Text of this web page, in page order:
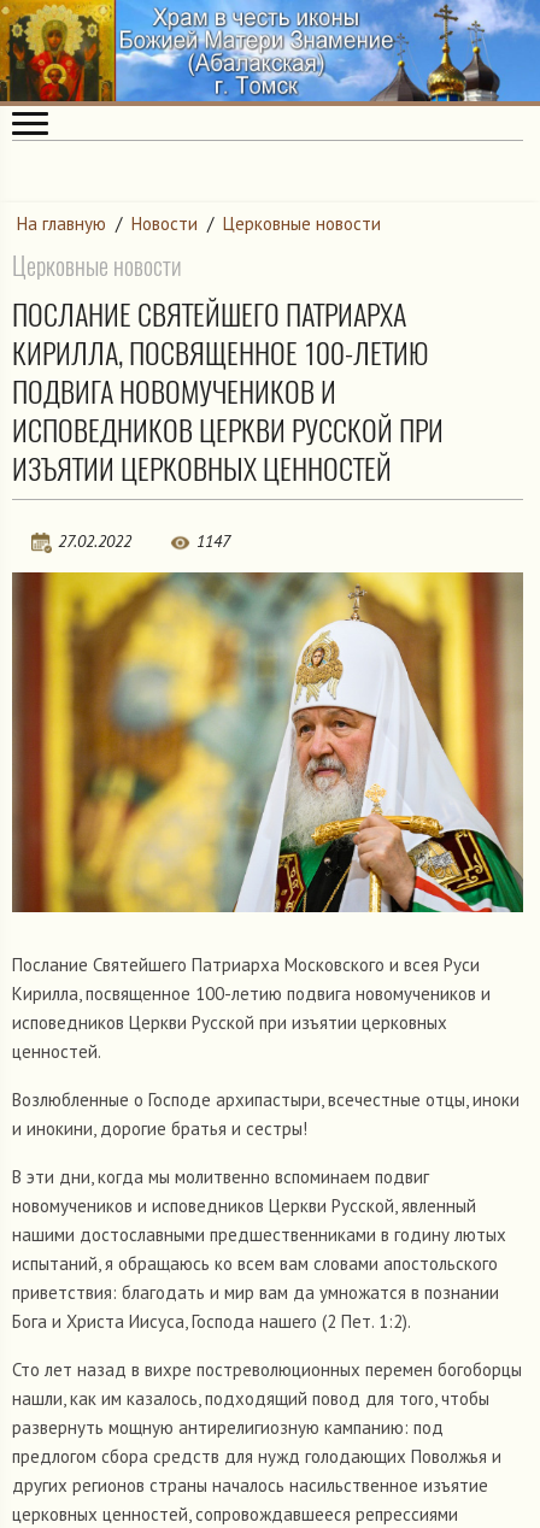
На главную / Новости / Церковные новости
Церковные новости
ПОСЛАНИЕ СВЯТЕЙШЕГО ПАТРИАРХА
КИРИЛЛА, ПОСВЯЩЕННОЕ 100-ЛЕТИЮ
ПОДВИГА НОВОМУЧЕНИКОВ И
ИСПОВЕДНИКОВ ЦЕРКВИ РУССКОЙ ПРИ
ИЗЪЯТИИ ЦЕРКОВНЫХ ЦЕННОСТЕЙ
27.02.2022 1147
Послание Святейшего Патриарха Московского и всея Руси
Кирилла, посвященное 100-летию подвига новомучеников и
исповедников Церкви Русской при изъятии церковных
ценностей.
Возлюбленные о Господе архипастыри, всечестные отцы, иноки
и инокини, дорогие братья и сестры!
В эти дни, когда мы молитвенно вспоминаем подвиг
новомучеников и исповедников Церкви Русской, явленный
нашими достославными предшественниками в годину лютых
испытаний, я обращаюсь ко всем вам словами апостольского
приветствия: благодать и мир вам да умножатся в познании
Бога и Христа Иисуса, Господа нашего (2 Пет. 1:2).
Сто лет назад в вихре постреволюционных перемен богоборцы
нашли, как им казалось, подходящий повод для того, чтобы
развернуть мощную антирелигиозную кампанию: под
предлогом сбора средств для нужд голодающих Поволжья и
других регионов страны началось насильственное изъятие
церковных ценностей, сопровождавшееся репрессиями